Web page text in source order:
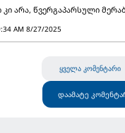
არა, წვერგაპარსული
AM 8/27/2025
ყველა კომენტარი
დაამატე